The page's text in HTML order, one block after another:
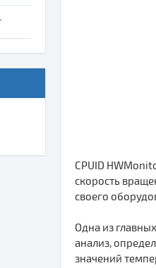
CPUID
скорость
своего
Одна из
анализ,
значений